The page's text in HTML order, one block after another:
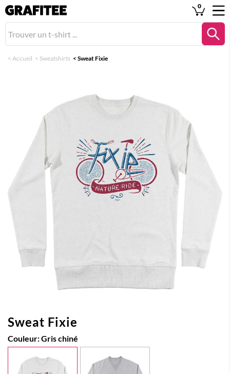
0
< Accueil < Sweatshirts < Sweat Fixie
Sweat Fixie
Couleur:Gris chiné